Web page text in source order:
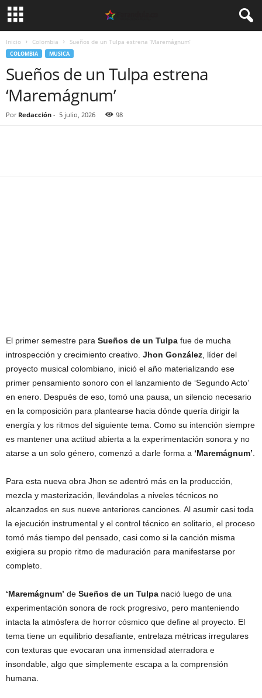
Inicio Colombia Sueños de un Tulpa estrena ‘Maremágnum’
COLOMBIA MUSICA
Sueños de un Tulpa estrena
‘Maremágnum’
Por Redacción - 5 julio, 2026 98
El primer semestre para Sueños de un Tulpa fue de mucha
introspección y crecimiento creativo. Jhon González, líder del
proyecto musical colombiano, inició el año materializando ese
primer pensamiento sonoro con el lanzamiento de ‘Segundo Acto’
en enero. Después de eso, tomó una pausa, un silencio necesario
en la composición para plantearse hacia dónde quería dirigir la
energía y los ritmos del siguiente tema. Como su intención siempre
es mantener una actitud abierta a la experimentación sonora y no
atarse a un solo género, comenzó a darle forma a ‘Maremágnum’.
Para esta nueva obra Jhon se adentró más en la producción,
mezcla y masterización, llevándolas a niveles técnicos no
alcanzados en sus nueve anteriores canciones. Al asumir casi toda
la ejecución instrumental y el control técnico en solitario, el proceso
tomó más tiempo del pensado, casi como si la canción misma
exigiera su propio ritmo de maduración para manifestarse por
completo.
‘Maremágnum’ de Sueños de un Tulpa nació luego de una
experimentación sonora de rock progresivo, pero manteniendo
intacta la atmósfera de horror cósmico que define al proyecto. El
tema tiene un equilibrio desafiante, entrelaza métricas irregulares
con texturas que evocaran una inmensidad aterradora e
insondable, algo que simplemente escapa a la comprensión
humana.